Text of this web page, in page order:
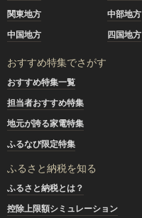
関東地方
中部地方
中国地方
四国地方
おすすめ特集でさがす
おすすめ特集一覧
担当者おすすめ特集
地元が誇る家電特集
ふるなび限定特集
ふるさと納税を知る
ふるさと納税とは？
控除上限額シミュレーション